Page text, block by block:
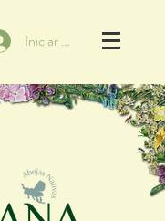
Iniciar sesión